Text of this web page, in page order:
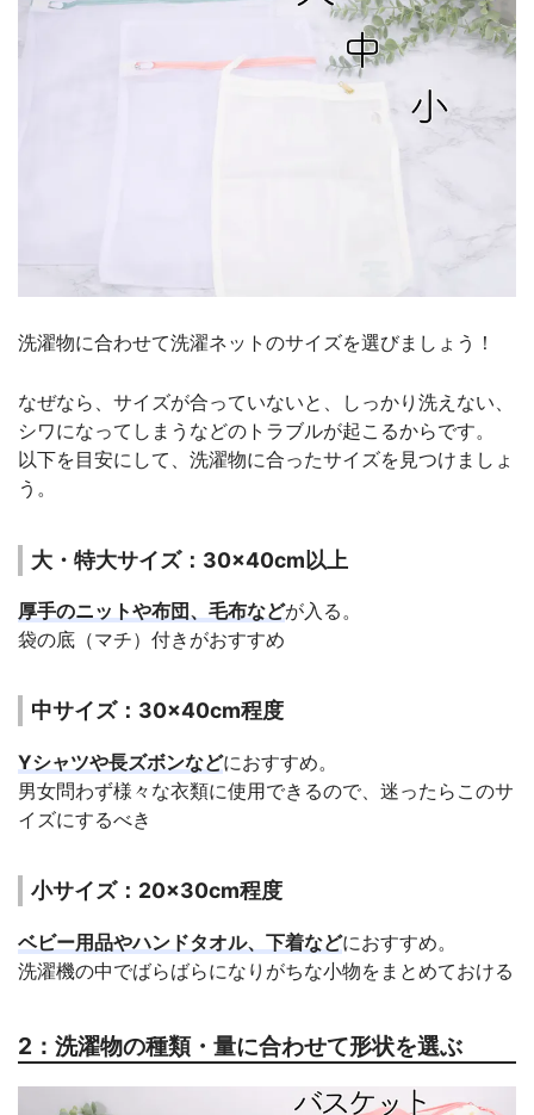
洗濯物に合わせて洗濯ネットのサイズを選びましょう！
なぜなら、サイズが合っていないと、しっかり洗えない、
シワになってしまうなどのトラブルが起こるからです。
以下を目安にして、洗濯物に合ったサイズを見つけましょ
う。
大・特大サイズ：30×40cm以上
厚手のニットや布団、毛布などが入る。
袋の底（マチ）付きがおすすめ
中サイズ：30×40cm程度
Yシャツや長ズボンなどにおすすめ。
男女問わず様々な衣類に使用できるので、迷ったらこのサ
イズにするべき
小サイズ：20×30cm程度
ベビー用品やハンドタオル、下着などにおすすめ。
洗濯機の中でばらばらになりがちな小物をまとめておける
2：洗濯物の種類・量に合わせて形状を選ぶ